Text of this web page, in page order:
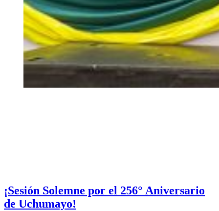
¡Sesión Solemne por el 256° Aniversario
de Uchumayo!